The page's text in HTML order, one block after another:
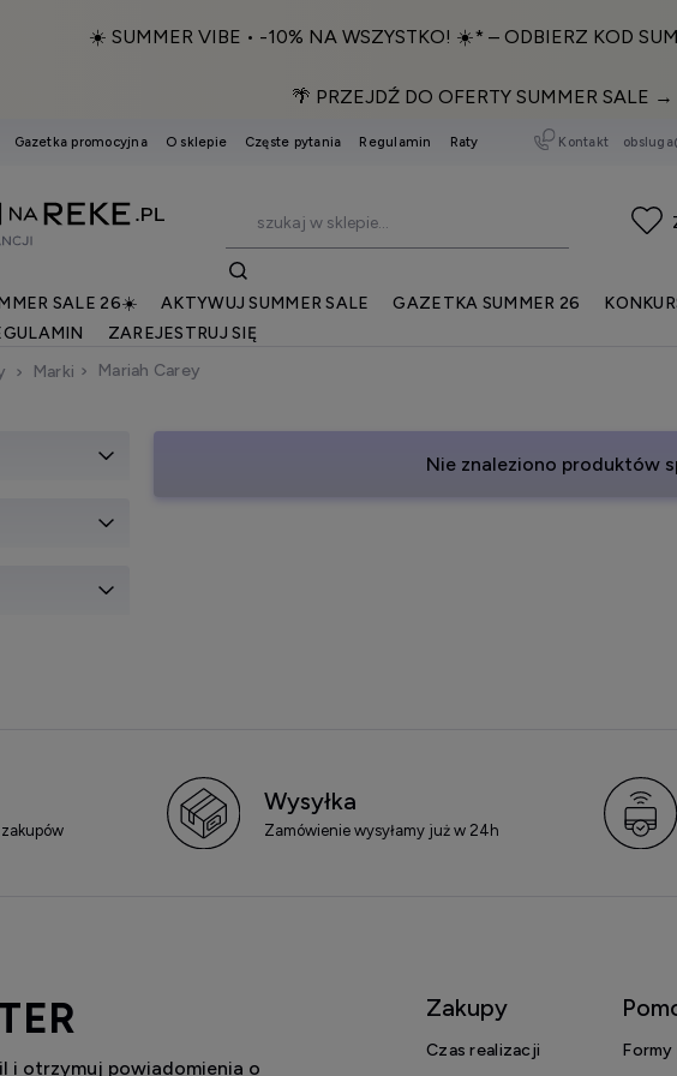
☀️ SUMMER VIBE • -10% NA WSZYSTKO! ☀️* – ODBIERZ KOD
🌴 PRZEJDŹ DO OFERTY SUMMER SALE
Gazetka promocyjna O sklepie Częste pytania Regulamin Raty Kontakt
SALE 26☀️ AKTYWUJ SUMMER SALE GAZETKA SUMMER 26
ZAREJESTRUJ SIĘ
Marki Mariah Carey
Nie znaleziono produktów
Wysyłka
Zamówienie wysyłamy już w 24h
i otrzymuj powiadomienia o
Zakupy
Czas realizacji Formy